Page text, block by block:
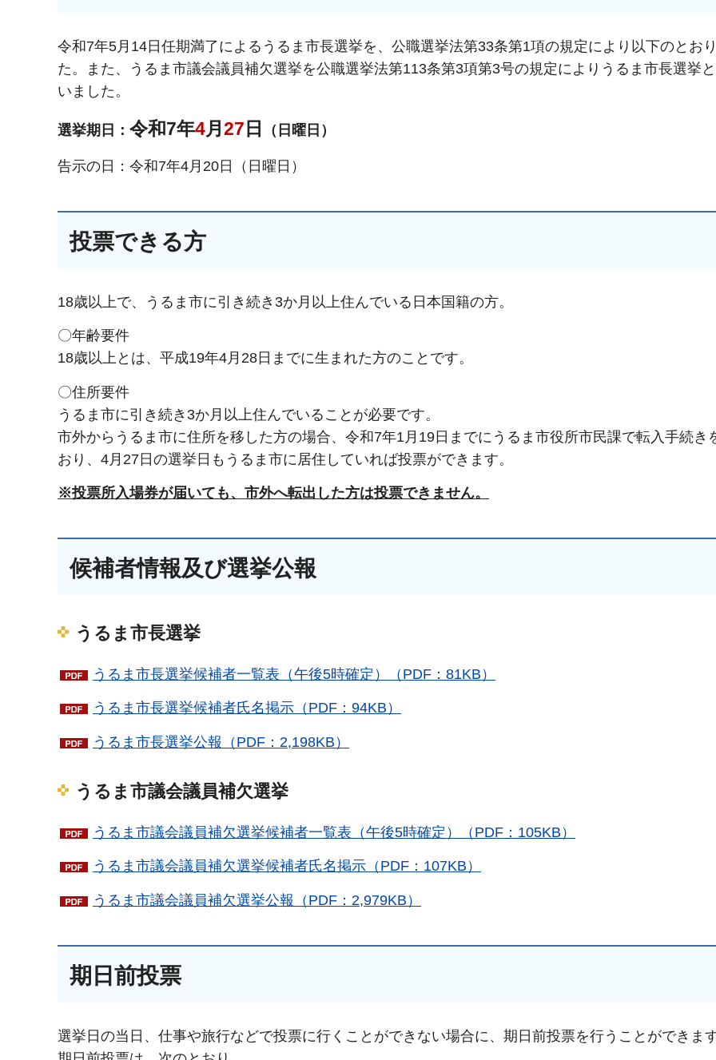
令和7年5月14日任期満了によるうるま市長選挙を、公職選挙法第33条第1項の規定により以下のとお
た。また、うるま市議会議員補欠選挙を公職選挙法第113条第3項第3号の規定によりうるま市長選挙
いました。
選挙期日： 令和7年4月 27 日 （日曜日）
告示の日：令和7年4月20日（日曜日）
投票できる方
18歳以上で、うるま市に引き続き3か月以上住んでいる日本国籍の方。
〇年齢要件
18歳以上とは、平成19年4月28日までに生まれた方のことです。
〇住所要件
うるま市に引き続き3か月以上住んでいることが必要です。
市外からうるま市に住所を移した方の場合、令和7年1月19日までにうるま市役所市民課で転入手続き
おり、4月27日の選挙日もうるま市に居住していれば投票ができます。
※投票所入場券が届いても、市外へ転出した方は投票できません。
候補者情報及び選挙公報
うるま市長選挙
うるま市長選挙候補者一覧表（午後5時確定）（PDF：81KB）
うるま市長選挙候補者氏名掲示（PDF：94KB）
うるま市長選挙公報（PDF：2,198KB）
うるま市議会議員補欠選挙
うるま市議会議員補欠選挙候補者一覧表（午後5時確定）（PDF：105KB）
うるま市議会議員補欠選挙候補者氏名掲示（PDF：107KB）
うるま市議会議員補欠選挙公報（PDF：2,979KB）
期日前投票
選挙日の当日、仕事や旅行などで投票に行くことができない場合に、期日前投票を行うことができま